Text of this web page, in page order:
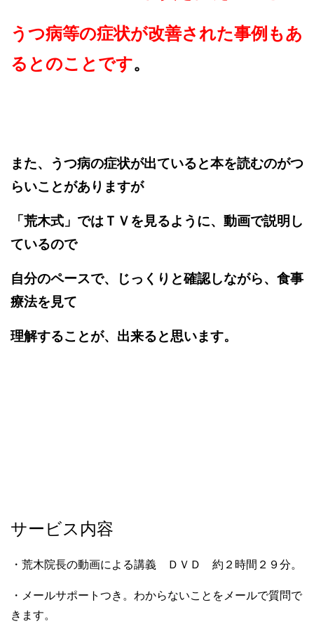
うつ病等の症状が改善された事例もあ
るとのことです。
また、うつ病の症状が出ていると本を読むのがつ
らいことがありますが
「荒木式」ではＴＶを見るように、動画で説明し
ているので
自分のペースで、じっくりと確認しながら、食事
療法を見て
理解することが、出来ると思います。
サービス内容
・荒木院長の動画による講義 ＤＶＤ 約２時間２９分。
・メールサポートつき。わからないことをメールで質問で
きます。